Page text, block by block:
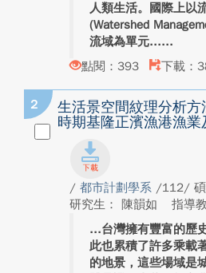
人類生活。國際上以
(Watershed
流域為單元...
點閱：393
下載：
2
生活景空間紋理分析
時期基隆正濱漁港漁業
/ 都市計劃學系 /112/
研究生： 陳韻如
指導
台灣擁有豐富的歷
此也累積了許多乘載
的地景，這些場域是